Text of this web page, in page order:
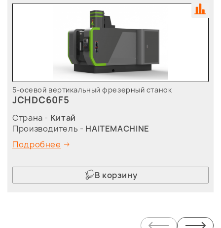
5-осевой вертикальный фрезерный станок
JCHDC60F5
Страна - Китай
Производитель - HAITEMACHINE
Подробнее
В корзину